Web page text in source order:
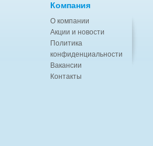
Компания
О компании
Акции и новости
Политика
конфиденциальности
Вакансии
Контакты